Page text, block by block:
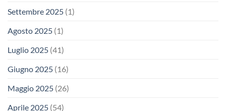
Settembre 2025 (1)
Agosto 2025 (1)
Luglio 2025 (41)
Giugno 2025 (16)
Maggio 2025 (26)
Aprile 2025 (54)